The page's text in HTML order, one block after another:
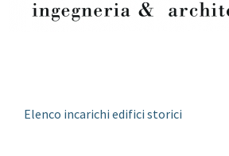
Elenco incarichi edifici storici